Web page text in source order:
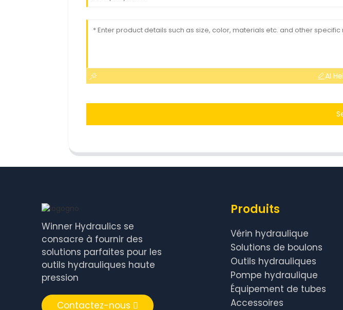
AI
Winner Hydraulics se
consacre à fournir des
solutions parfaites pour les
outils hydrauliques haute
pression
Contactez-nous
Produits
Vérin hydraulique
Solutions de boulons
Outils hydrauliques
Pompe hydraulique
Équipement de tubes
Accessoires